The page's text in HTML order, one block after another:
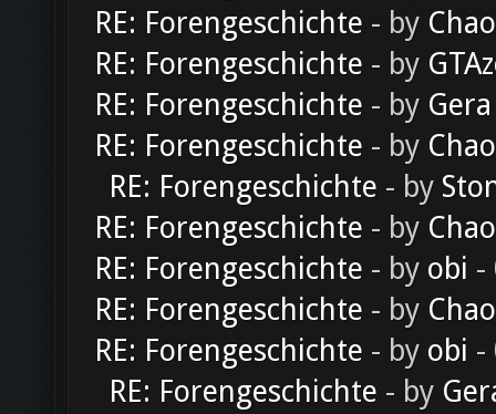
RE: Forengeschichte - by
RE: Forengeschichte - by
RE: Forengeschichte - by Gera
RE: Forengeschichte - by
RE: Forengeschichte - by
RE: Forengeschichte - by
RE: Forengeschichte - by obi -
RE: Forengeschichte - by
RE: Forengeschichte - by obi -
RE: Forengeschichte - by